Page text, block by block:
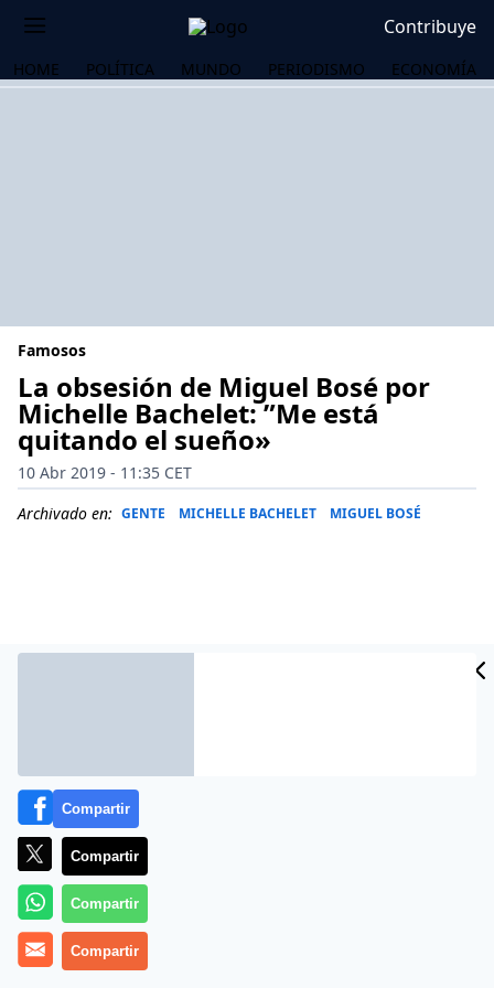
Contribuye
HOME POLÍTICA MUNDO PERIODISMO ECONOMÍA
Famosos
La obsesión de Miguel Bosé por
Michelle Bachelet: ”Me está
quitando el sueño»
10 Abr 2019 - 11:35 CET
Archivado en: GENTE MICHELLE BACHELET MIGUEL BOSÉ
Más información
Compartir
Compartir
Compartir
Compartir